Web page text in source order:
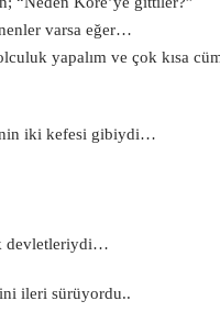
varsa eğer…
yapalım ve çok kısa
iki kefesi gibiydi…
devletleriydi…
ileri sürüyordu..